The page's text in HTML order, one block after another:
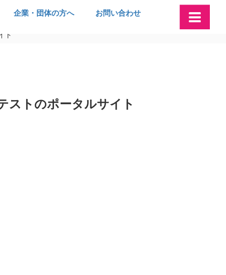
企業・団体の方へ お問い合わせ
ト
ストのポータルサイト